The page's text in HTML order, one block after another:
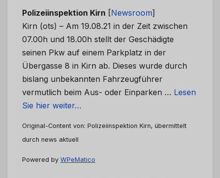
Polizeiinspektion Kirn [Newsroom]
Kirn (ots) – Am 19.08.21 in der Zeit zwischen
07.00h und 18.00h stellt der Geschädigte
seinen Pkw auf einem Parkplatz in der
Übergasse 8 in Kirn ab. Dieses wurde durch
bislang unbekannten Fahrzeugführer
vermutlich beim Aus- oder Einparken … Lesen
Sie hier weiter…
Original-Content von: Polizeiinspektion Kirn, übermittelt
durch news aktuell
Powered by WPeMatico